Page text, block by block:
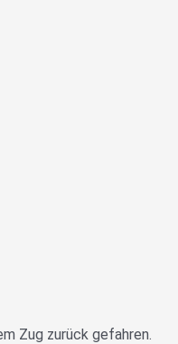
Zug zurück gefahren.